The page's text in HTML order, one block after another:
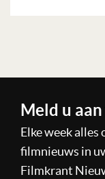
Meld u
Elke week alles
filmnieuws in
Filmkrant